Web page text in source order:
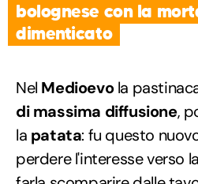
bolognese con la
dimenticato
Nel Medioevola
di massima diffusione,
la patata: fu questo
perdere l'interesse verso